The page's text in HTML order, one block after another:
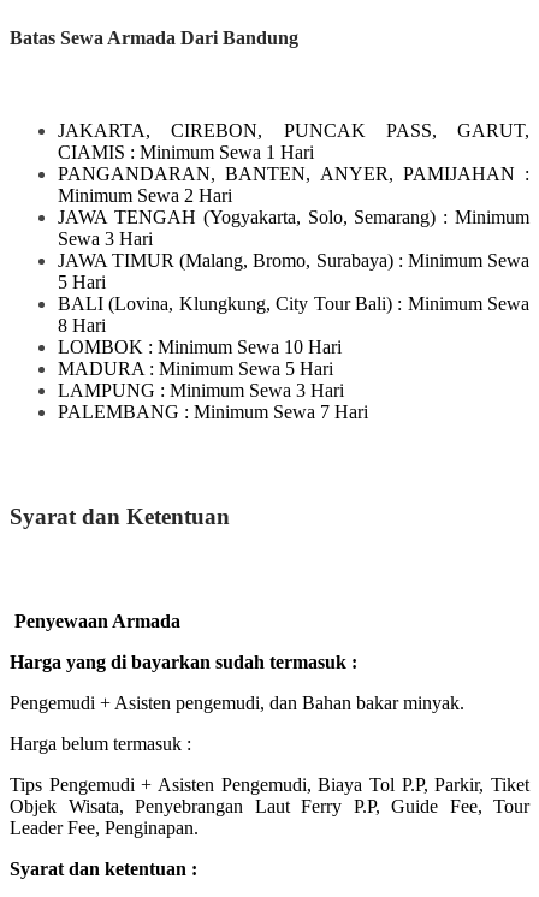
Batas Sewa Armada Dari Bandung
JAKARTA, CIREBON, PUNCAK PASS, GARUT,
CIAMIS : Minimum Sewa 1 Hari
PANGANDARAN, BANTEN, ANYER, PAMIJAHAN :
Minimum Sewa 2 Hari
JAWA TENGAH (Yogyakarta, Solo, Semarang) : Minimum
Sewa 3 Hari
JAWA TIMUR(Malang, Bromo, Surabaya) : Minimum Sewa
5 Hari
BALI (Lovina, Klungkung, City Tour Bali) : Minimum Sewa
8 Hari
LOMBOK : Minimum Sewa 10 Hari
MADURA : Minimum Sewa 5 Hari
LAMPUNG : Minimum Sewa 3 Hari
PALEMBANG : Minimum Sewa 7 Hari
Syarat dan Ketentuan
Penyewaan Armada
Harga yang di bayarkan sudah termasuk :
Pengemudi + Asisten pengemudi, dan Bahan bakar minyak.
Harga belum termasuk :
Tips Pengemudi + Asisten Pengemudi, Biaya Tol P.P, Parkir, Tiket
Objek Wisata, Penyebrangan Laut Ferry P.P, Guide Fee, Tour
Leader Fee, Penginapan.
Syarat dan ketentuan :